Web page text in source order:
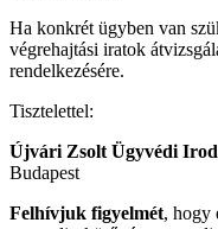
Ha konkrét ügyben van
végrehajtási iratok
rendelkezésére.
Tisztelettel:
Újvári Zsolt Ügyvédi
Budapest
Felhívjuk figyelmét, hogy